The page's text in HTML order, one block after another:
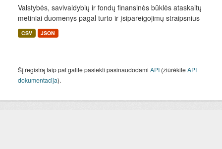
Valstybės, savivaldybių ir fondų finansinės būklės ataskaitų
metiniai duomenys pagal turto ir įsipareigojimų straipsnius
CSV JSON
Šį registrą taip pat galite pasiekti pasinaudodami API (žiūrėkiteAPI
dokumentacija).